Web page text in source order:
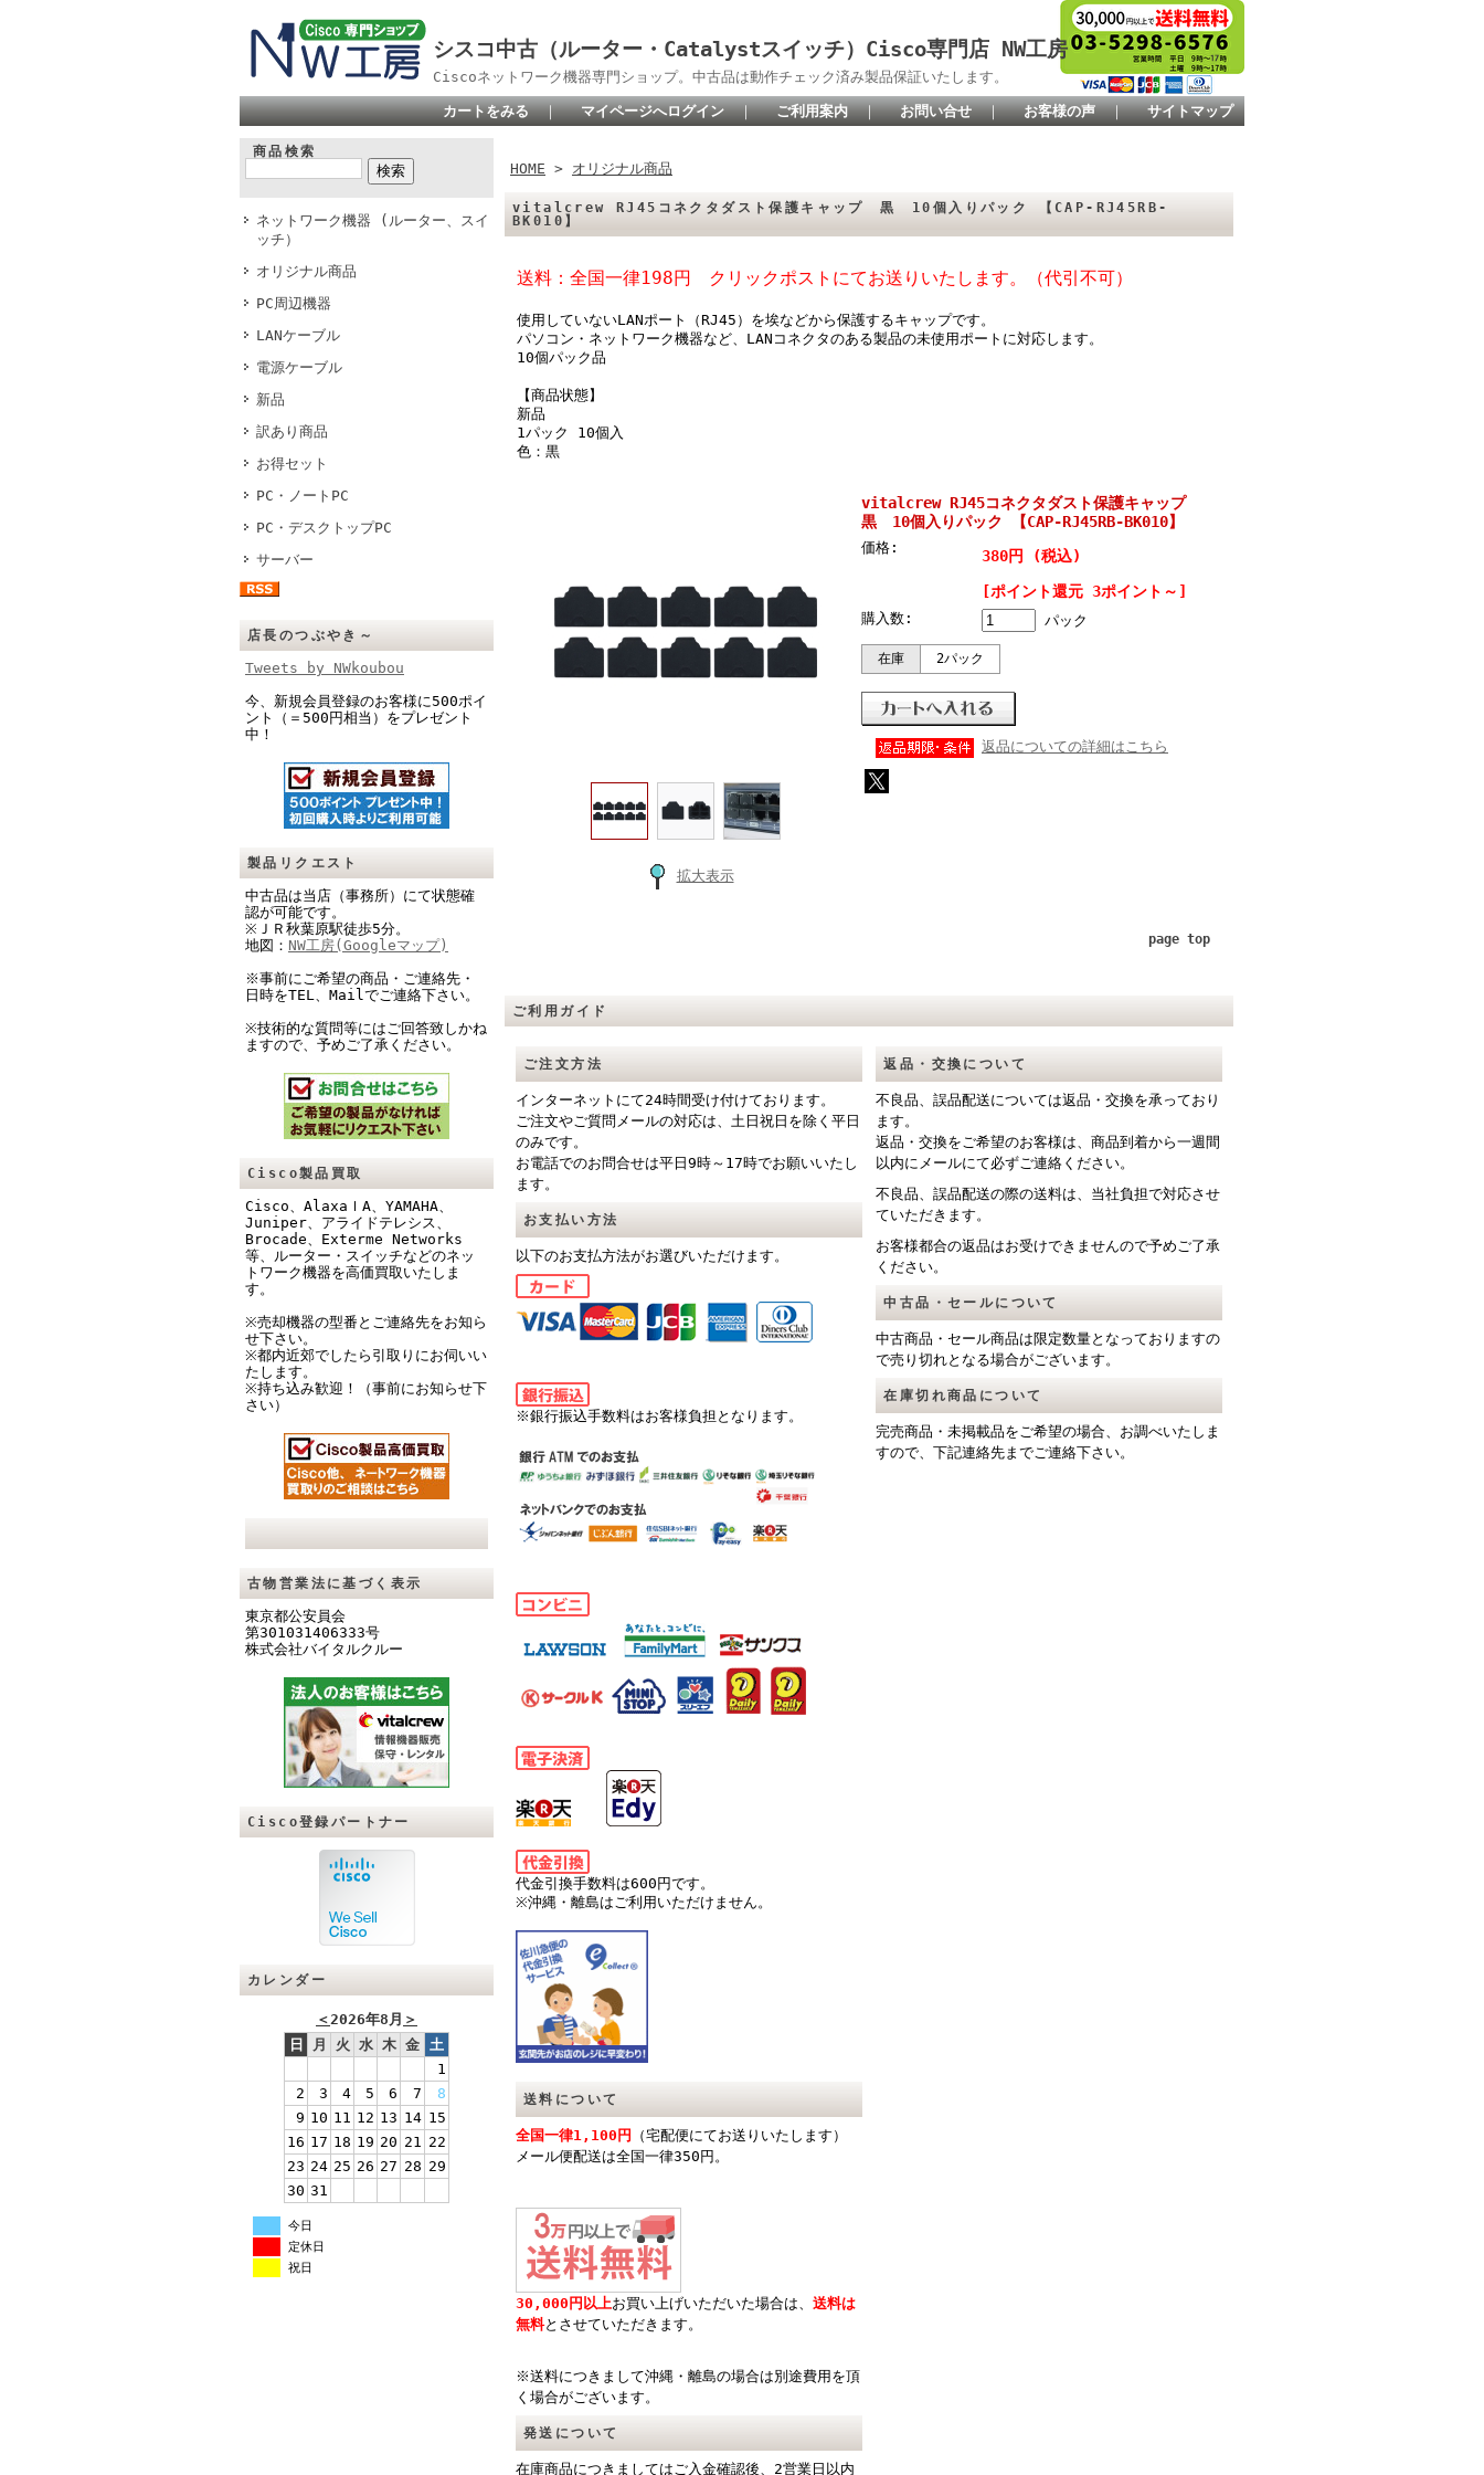
シスコ中古（ルーター・Catalystスイッチ）Cisco専門店 NW工房
Ciscoネットワーク機器専門ショップ。中古品は動作チェック済み製品保証いたします。
カートをみる ｜ マイページへログイン ｜ ご利用案内 ｜ お問い合せ ｜ お客様の声 ｜ サイトマップ
商品検索
ネットワーク機器 (ルーター、スイ
ッチ）
オリジナル商品
PC周辺機器
LANケーブル
電源ケーブル
新品
訳あり商品
お得セット
PC・ノートPC
PC・デスクトップPC
サーバー
店長のつぶやき～
Tweets by NWkoubou
今、新規会員登録のお客様に500ポイ
ント（＝500円相当）をプレゼント
中！
製品リクエスト
中古品は当店（事務所）にて状態確
認が可能です。
※ＪＲ秋葉原駅徒歩5分。
地図： NW工房(Googleマップ)
※事前にご希望の商品・ご連絡先・
日時をTEL、Mailでご連絡下さい。
※技術的な質問等にはご回答致しかね
ますので、予めご了承ください。
Cisco製品買取
Cisco、AlaxaｌA、YAMAHA、
Juniper、アライドテレシス、
Brocade、Exterme Networks
等、ルーター・スイッチなどのネッ
トワーク機器を高価買取いたしま
す。
※売却機器の型番とご連絡先をお知ら
せ下さい。
※都内近郊でしたら引取りにお伺いい
たします。
※持ち込み歓迎！（事前にお知らせ下
さい）
古物営業法に基づく表示
東京都公安員会
第301031406333号
株式会社バイタルクルー
Cisco登録パートナー
カレンダー
＜2026年8月 ＞
日
月 火 水 木 金 土
1
2
3 4 5 6 7
8
9 10 11 12 13 14 15
16 17 18 19 20 21 22
23 24 25 26 27 28 29
30 31
今日
定休日
祝日
HOME > オリジナル商品
vitalcrew RJ45コネクタダスト保護キャップ 黒 10個入りパック 【CAP-RJ45RB-
BK010】
送料：全国一律198円 クリックポストにてお送りいたします。（代引不可）
使用していないLANポート（RJ45）を埃などから保護するキャップです。
パソコン・ネットワーク機器など、LANコネクタのある製品の未使用ポートに対応します。
10個パック品
【商品状態】
新品
1パック 10個入
色：黒
拡大表示
vitalcrew RJ45コネクタダスト保護キャップ
黒 10個入りパック 【CAP-RJ45RB-BK010】
価格:
380円 (税込)
[ポイント還元 3ポイント～]
購入数: パック
在庫 2パック
返品についての詳細はこちら
page top
ご利用ガイド
ご注文方法
インターネットにて24時間受け付けております。
ご注文やご質問メールの対応は、土日祝日を除く平日
のみです。
お電話でのお問合せは平日9時～17時でお願いいたし
ます。
お支払い方法
以下のお支払方法がお選びいただけます。
※銀行振込手数料はお客様負担となります。
代金引換手数料は600円です。
※沖縄・離島はご利用いただけません。
送料について
全国一律1,100円
（宅配便にてお送りいたします）
メール便配送は全国一律350円。
30,000円以上お買い上げいただいた場合は、 送料は
無料とさせていただきます。
※送料につきまして沖縄・離島の場合は別途費用を頂
く場合がございます。
発送について
在庫商品につきましてはご入金確認後、2営業日以内
返品・交換について
不良品、誤品配送については返品・交換を承っており
ます。
返品・交換をご希望のお客様は、商品到着から一週間
以内にメールにて必ずご連絡ください。
不良品、誤品配送の際の送料は、当社負担で対応させ
ていただきます。
お客様都合の返品はお受けできませんので予めご了承
ください。
中古品・セールについて
中古商品・セール商品は限定数量となっておりますの
で売り切れとなる場合がございます。
在庫切れ商品について
完売商品・未掲載品をご希望の場合、お調べいたしま
すので、下記連絡先までご連絡下さい。